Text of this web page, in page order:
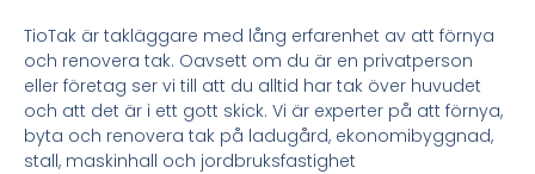
TioTak är takläggare med lång erfarenhet av att förnya
och renovera tak. Oavsett om du är en privatperson
eller företag ser vi till att du alltid har tak över huvudet
och att det är i ett gott skick. Vi är experter på att förnya,
byta och renovera tak på ladugård, ekonomibyggnad,
stall, maskinhall och jordbruksfastighet